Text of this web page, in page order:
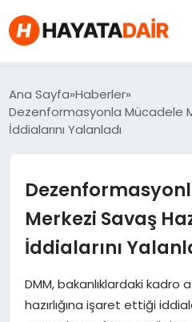
FIYATLAR
HABERLER
İNCELEMELER
KIMDIR?
Ana Sayfa Haberler
Dezenformasyonla Mücadele
İddialarını Yalanladı
Merkezi Savaş
İddialarını
DMM, bakanlıklardaki kadro
hazırlığına işaret ettiği